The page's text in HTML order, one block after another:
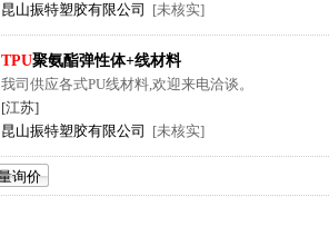
昆山振特塑胶有限公司
[未核实]
TPU聚氨酯弹性体+线材料
我司供应各式PU线材料,欢迎来电洽谈。
[江苏]
昆山振特塑胶有限公司
[未核实]